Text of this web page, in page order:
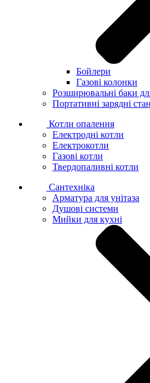
Бойлери
Газові колонки
Розширювальні баки
Портативні зарядні
Котли опалення
Електродні котли
Електрокотли
Газові котли
Твердопаливні котли
Сантехніка
Арматура для унітаза
Душові системи
Мийки для кухні